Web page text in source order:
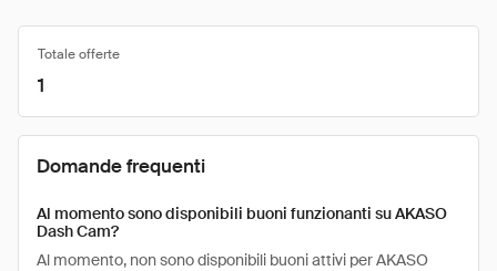
Totale offerte
1
Domande frequenti
Al momento sono disponibili buoni funzionanti su AKASO
Dash Cam?
Al momento, non sono disponibili buoni attivi per AKASO